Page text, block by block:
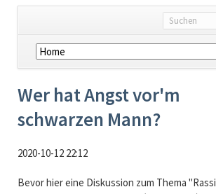
Navigation
überspringen
Wer hat Angst vor'm
schwarzen Mann?
2020-10-12 22:12
Bevor hier eine Diskussion zum Thema